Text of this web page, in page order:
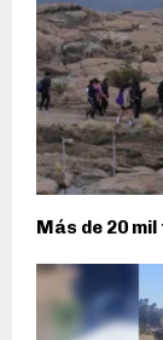
Más de 20